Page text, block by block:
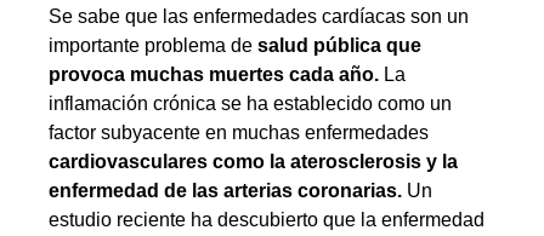
Se sabe que las enfermedades cardíacas son un
importante problema de salud pública que
provoca muchas muertes cada año. La
inflamación crónica se ha establecido como un
factor subyacente en muchas enfermedades
cardiovasculares como la aterosclerosis y la
enfermedad de las arterias coronarias. Un
estudio reciente ha descubierto que la enfermedad